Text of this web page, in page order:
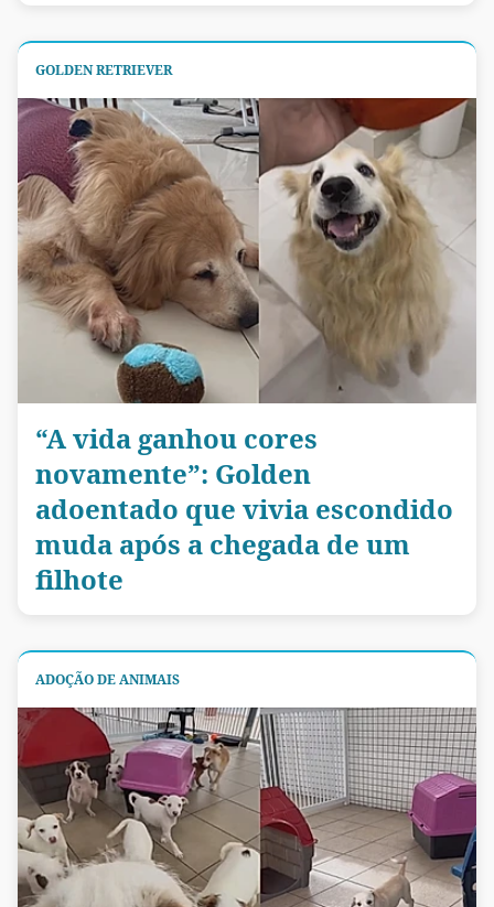
GOLDEN RETRIEVER
“A vida ganhou cores
novamente”: Golden
adoentado que vivia escondido
muda após a chegada de um
filhote
ADOÇÃO DE ANIMAIS